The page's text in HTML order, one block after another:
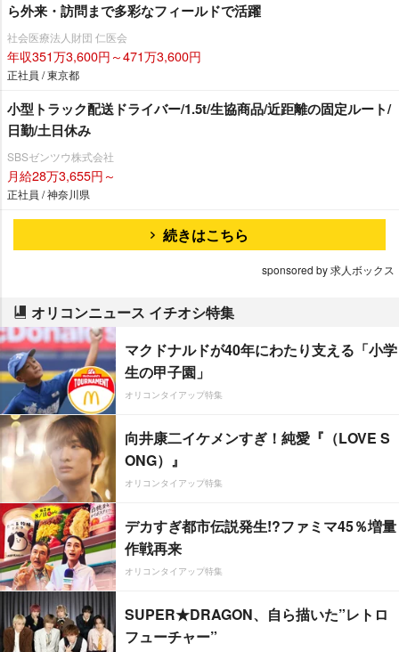
ら外来・訪問まで多彩なフィールドで活躍
社会医療法人財団 仁医会
年収351万3,600円～471万3,600円
正社員 / 東京都
小型トラック配送ドライバー/1.5t/生協商品/近距離の固定ルート/
日勤/土日休み
SBSゼンツウ株式会社
月給28万3,655円～
正社員 / 神奈川県
続きはこちら
sponsored by 求人ボックス
オリコンニュース イチオシ特集
マクドナルドが40年にわたり支える「小学
生の甲子園」
オリコンタイアップ特集
向井康二イケメンすぎ！純愛『（LOVE S
ONG）』
オリコンタイアップ特集
デカすぎ都市伝説発生!?ファミマ45％増量
作戦再来
オリコンタイアップ特集
SUPER★DRAGON、自ら描いた”レトロ
フューチャー”